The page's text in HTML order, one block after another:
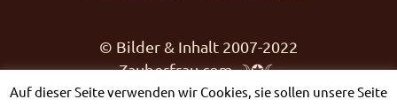
© Bilder & Inhalt 2007-2022
Zauberfrau.com ☽✪☾
Auf dieser Seite verwenden wir Cookies, sie sollen unsere Seite